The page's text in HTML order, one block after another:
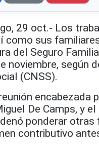
29 oct.- Los
como sus
del Seguro
noviembre, según
(CNSS).
encabezada
De Camps, y
ponderar
contributivo